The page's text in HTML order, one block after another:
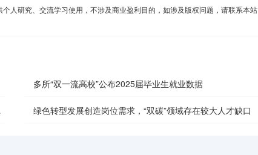
人研究、交流学习使用，不涉及商业盈利目的，如涉及版权问题，请联系本站
多所“双一流高校”公布2025届毕业生就业数据
绿色转型发展创造岗位需求，“双碳”领域存在较大人才缺口